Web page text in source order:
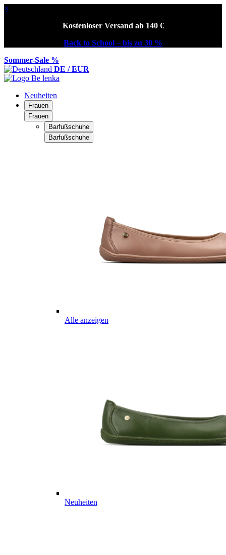
×
Kostenloser Versand ab 140 €
Back to School – bis zu 30 %
Sommer-Sale %
DE / EUR
Neuheiten
Frauen
Frauen
Barfußschuhe
Barfußschuhe
Alle anzeigen
Neuheiten